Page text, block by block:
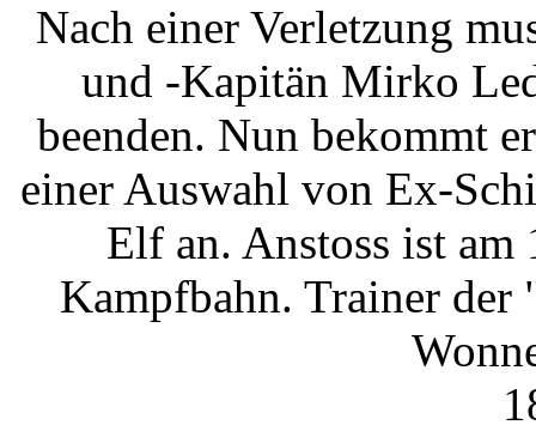
Nach einer Verletzung
und -Kapitän Mirko
beenden. Nun bekommt
einer Auswahl von Ex-
Elf an. Anstoss ist
Kampfbahn. Trainer